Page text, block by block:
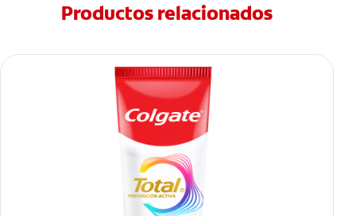
Productos relacionados